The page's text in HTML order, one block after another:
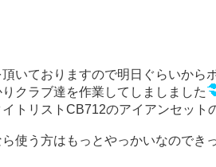
いておりますので明日ぐらいから
クラブ達を作業してしましました
トリストCB712のアイアンセット
使う方はもっとやっかいなのでき